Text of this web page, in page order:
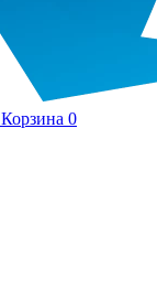
Корзина 0